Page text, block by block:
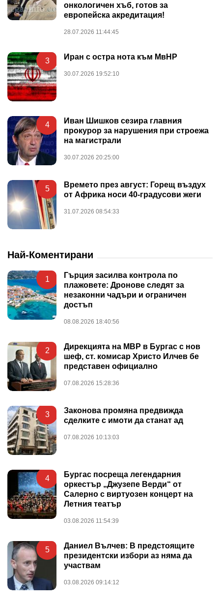
онкологичен хъб, готов за
европейска акредитация!
28.07.2026 11:44:45
3 Иран с остра нота към МвНР
30.07.2026 19:52:10
4
Иван Шишков сезира главния
прокурор за нарушения при строежа
на магистрали
30.07.2026 20:25:00
5
Времето през август: Горещ въздух
от Африка носи 40-градусови жеги
31.07.2026 08:54:33
Най-Коментирани
1
Гърция засилва контрола по
плажовете: Дронове следят за
незаконни чадъри и ограничен
достъп
08.08.2026 18:40:56
2
Дирекцията на МВР в Бургас с нов
шеф, ст. комисар Христо Илчев бе
представен официално
07.08.2026 15:28:36
3
Законова промяна предвижда
сделките с имоти да станат ад
07.08.2026 10:13:03
4
Бургас посреща легендарния
оркестър „Джузепе Верди“ от
Салерно с виртуозен концерт на
Летния театър
03.08.2026 11:54:39
5
Даниел Вълчев: В предстоящите
президентски избори аз няма да
участвам
03.08.2026 09:14:12